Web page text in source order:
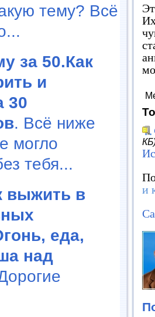
тему? Всё
за 50.Как
и
30
. Всё ниже
могло
тебя...
выжить в
еда,
над
и